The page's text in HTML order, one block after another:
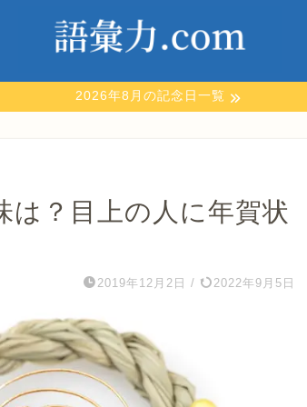
2026年8月の記念日一覧
は？目上の人に年賀状
2019年12月2日 / 2022年9月5日